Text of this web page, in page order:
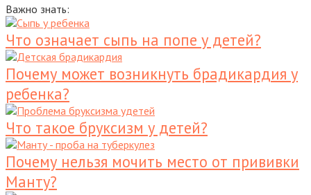
Важно знать:
Что означает сыпь на попе у детей?
Почему может возникнуть брадикардия у
ребенка?
Что такое бруксизм у детей?
Почему нельзя мочить место от прививки
Манту?